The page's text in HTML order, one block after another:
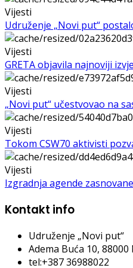
Vijesti
Udruženje „Novi put“
Vijesti
GRETA objavila najnoviji
Vijesti
„Novi put“ učestvovao na
Vijesti
Tokom CSW70 aktivisti
Vijesti
Izgradnja agende
Kontakt info
Udruženje „Novi put“
Adema Buća 10,
tel:+387 36988022